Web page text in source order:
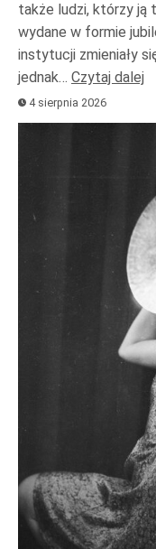
także ludzi, którzy ją
wydane w formie
instytucji zmieniały
jednak… Czytaj dalej
4 sierpnia 2026